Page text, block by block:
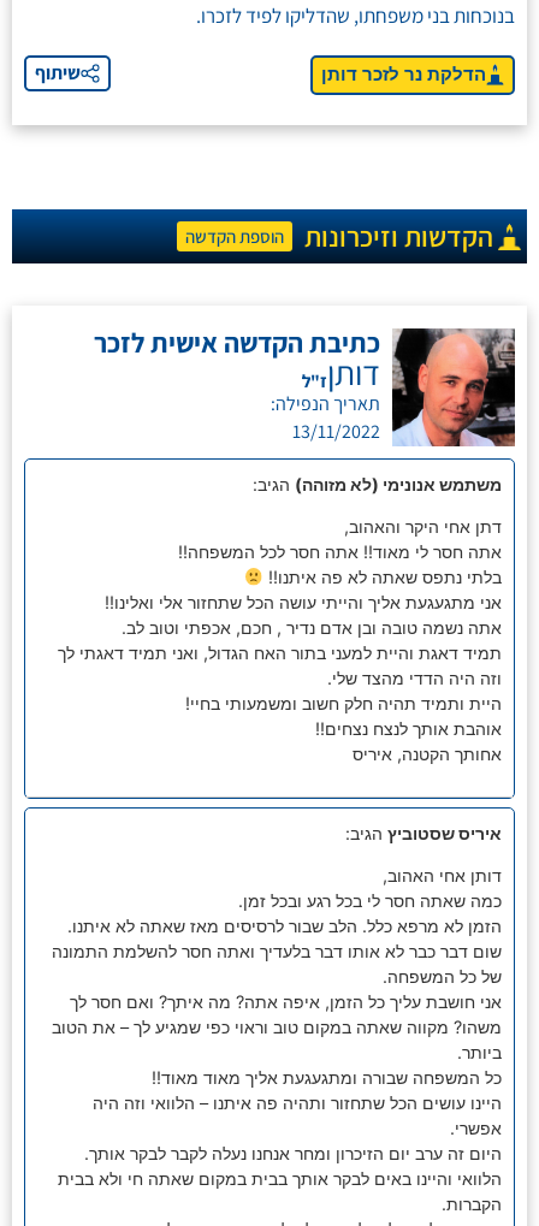
בנוכחות בני משפחתו, שהדליקו לפיד לזכרו.
הדלקת נר לזכר דותן שיתוף
הקדשות וזיכרונות הוספת הקדשה
כתיבת הקדשה אישית לזכר
דותןז"ל
תאריך הנפילה:
13/11/2022
משתמש אנונימי (לא מזוהה) הגיב:
דתן אחי היקר והאהוב,
אתה חסר לי מאוד!! אתה חסר לכל המשפחה!!
בלתי נתפס שאתה לא פה איתנו!!
אני מתגעגעת אליך והייתי עושה הכל שתחזור אלי ואלינו!!
אתה נשמה טובה ובן אדם נדיר , חכם, אכפתי וטוב לב.
תמיד דאגת והיית למעני בתור האח הגדול, ואני תמיד דאגתי לך
וזה היה הדדי מהצד שלי.
היית ותמיד תהיה חלק חשוב ומשמעותי בחיי!
אוהבת אותך לנצח נצחים!!
אחותך הקטנה, איריס
איריס שסטוביץ הגיב:
דותן אחי האהוב,
כמה שאתה חסר לי בכל רגע ובכל זמן.
הזמן לא מרפא כלל. הלב שבור לרסיסים מאז שאתה לא איתנו.
שום דבר כבר לא אותו דבר בלעדיך ואתה חסר להשלמת התמונה
של כל המשפחה.
אני חושבת עליך כל הזמן, איפה אתה? מה איתך? ואם חסר לך
משהו? מקווה שאתה במקום טוב וראוי כפי שמגיע לך – את הטוב
ביותר.
כל המשפחה שבורה ומתגעגעת אליך מאוד מאוד!!
היינו עושים הכל שתחזור ותהיה פה איתנו – הלוואי וזה היה
אפשרי.
היום זה ערב יום הזיכרון ומחר אנחנו נעלה לקבר לבקר אותך.
הלוואי והיינו באים לבקר אותך בבית במקום שאתה חי ולא בבית
הקברות.